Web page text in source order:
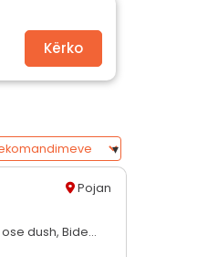
Kërko
Pojan
dush, Bide...